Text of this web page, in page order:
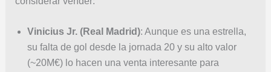
Vinicius Jr. (Real Madrid): Aunque es una estrella,
su falta de gol desde la jornada 20 y su alto valor
(~20M€) lo hacen una venta interesante para